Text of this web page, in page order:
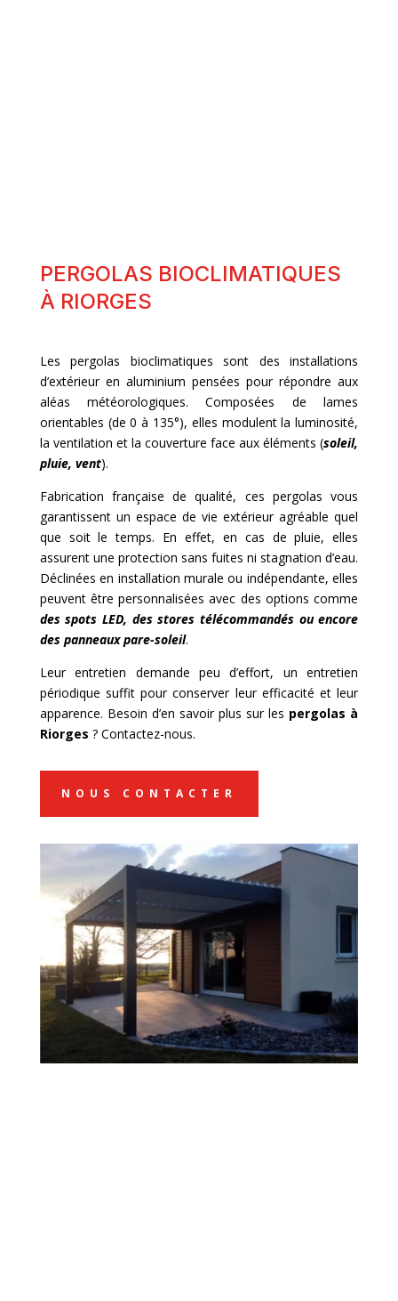
PERGOLAS BIOCLIMATIQUES
À RIORGES
Les pergolas bioclimatiques sont des installations
d’extérieur en aluminium pensées pour répondre aux
aléas météorologiques. Composées de lames
orientables (de 0 à 135°), elles modulent la luminosité,
la ventilation et la couverture face aux éléments (soleil,
pluie, vent).
Fabrication française de qualité, ces pergolas vous
garantissent un espace de vie extérieur agréable quel
que soit le temps. En effet, en cas de pluie, elles
assurent une protection sans fuites ni stagnation d’eau.
Déclinées en installation murale ou indépendante, elles
peuvent être personnalisées avec des options comme
des spots LED, des stores télécommandés ou encore
des panneaux pare-soleil.
Leur entretien demande peu d’effort, un entretien
périodique suffit pour conserver leur efficacité et leur
apparence. Besoin d’en savoir plus sur les pergolas à
Riorges ? Contactez-nous.
NOUS CONTACTER